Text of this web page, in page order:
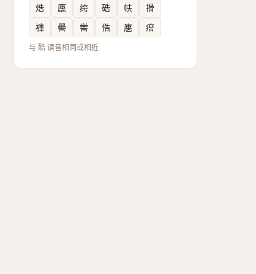
焅 廤 绔 硞 㠸
搰
褲
嚳 喾 俈 㐣 瘔
与 酷 读音相同或相近